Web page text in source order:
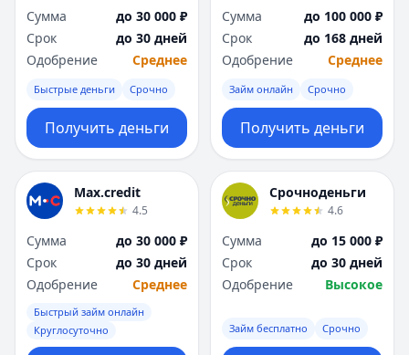
Сумма
до 30 000 ₽
Срок
до 30 дней
Одобрение
Среднее
Быстрые деньги Срочно
Получить деньги
Сумма
до 100 000 ₽
Срок
до 168 дней
Одобрение
Среднее
Займ онлайн Срочно
Получить деньги
Max.credit
4.5
Сумма
до 30 000 ₽
Срок
до 30 дней
Одобрение
Среднее
Быстрый займ онлайн
Круглосуточно
Срочноденьги
4.6
Сумма
до 15 000 ₽
Срок
до 30 дней
Одобрение
Высокое
Займ бесплатно Срочно